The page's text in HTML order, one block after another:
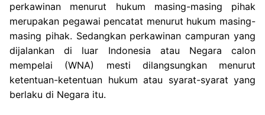
perkawinan menurut hukum masing-masing pihak
merupakan pegawai pencatat menurut hukum masing-
masing pihak. Sedangkan perkawinan campuran yang
dijalankan di luar Indonesia atau Negara calon
mempelai (WNA) mesti dilangsungkan menurut
ketentuan-ketentuan hukum atau syarat-syarat yang
berlaku di Negara itu.